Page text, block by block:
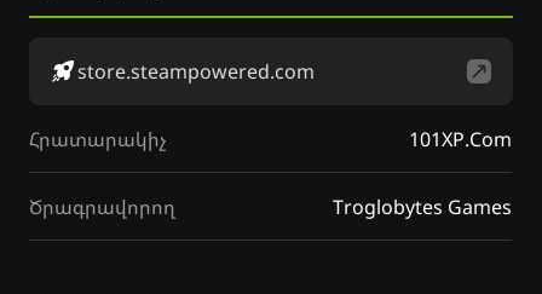
store.steampowered.com
Հրատարակիչ 101XP.Com
Ծրագրավորող Troglobytes Games